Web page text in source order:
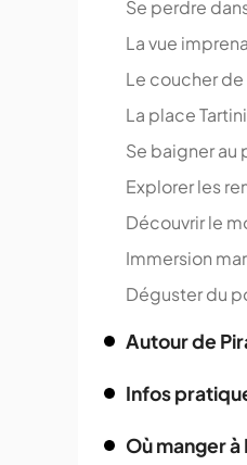
Se perdre
La vue
Le coucher
La place
Se baigner au
Explorer les
Découvrir le
Immersion
Déguster du
Autour de
Infos
Où manger